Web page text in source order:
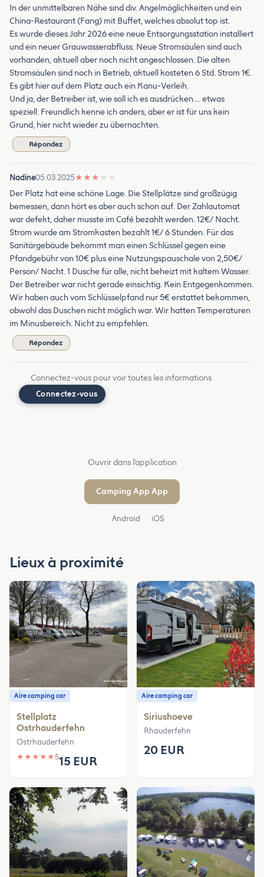
In der unmittelbaren Nähe sind div. Angelmöglichkeiten und ein
China-Restaurant (Fang) mit Buffet, welches absolut top ist.
Es wurde dieses Jahr 2026 eine neue Entsorgungsstation installiert
und ein neuer Grauwasserabfluss. Neue Stromsäulen sind auch
vorhanden, aktuell aber noch nicht angeschlossen. Die alten
Stromsäulen sind noch in Betrieb, aktuell kosteten 6 Std. Strom 1€.
Es gibt hier auf dem Platz auch ein Kanu-Verleih.
Und ja, der Betreiber ist, wie soll ich es ausdrücken…. etwas
speziell. Freundlich kenne ich anders, aber er ist für uns kein
Grund, hier nicht wieder zu übernachten.
Répondez
Nadine05.03.2025★ ★ ★ ★ ★
Der Platz hat eine schöne Lage. Die Stellplätze sind großzügig
bemessen, dann hört es aber auch schon auf. Der Zahlautomat
war defekt, daher musste im Café bezahlt werden. 12€/ Nacht.
Strom wurde am Stromkasten bezahlt 1€/ 6 Stunden. Für das
Sanitärgebäude bekommt man einen Schlüssel gegen eine
Pfandgebühr von 10€ plus eine Nutzungspauschale von 2,50€/
Person/ Nacht. 1 Dusche für alle, nicht beheizt mit kaltem Wasser.
Der Betreiber war nicht gerade einsichtig. Kein Entgegenkommen.
Wir haben auch vom Schlüsselpfand nur 5€ erstattet bekommen,
obwohl das Duschen nicht möglich war. Wir hatten Temperaturen
im Minusbereich. Nicht zu empfehlen.
Répondez
Connectez-vous pour voir toutes les informations
Connectez-vous
Ouvrir dans l'application
Camping App App
Android iOS
Lieux à proximité
Aire camping car
Stellplatz
Ostrhauderfehn
Ostrhauderfehn
★ ★ ★ ★ ★515 EUR
Aire camping car
Siriushoeve
Rhauderfehn
20 EUR